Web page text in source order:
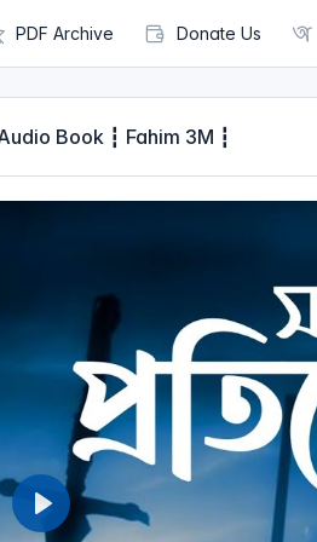
PDF Archive Donate Us
Audio Book ┇ Fahim 3M ┇
P